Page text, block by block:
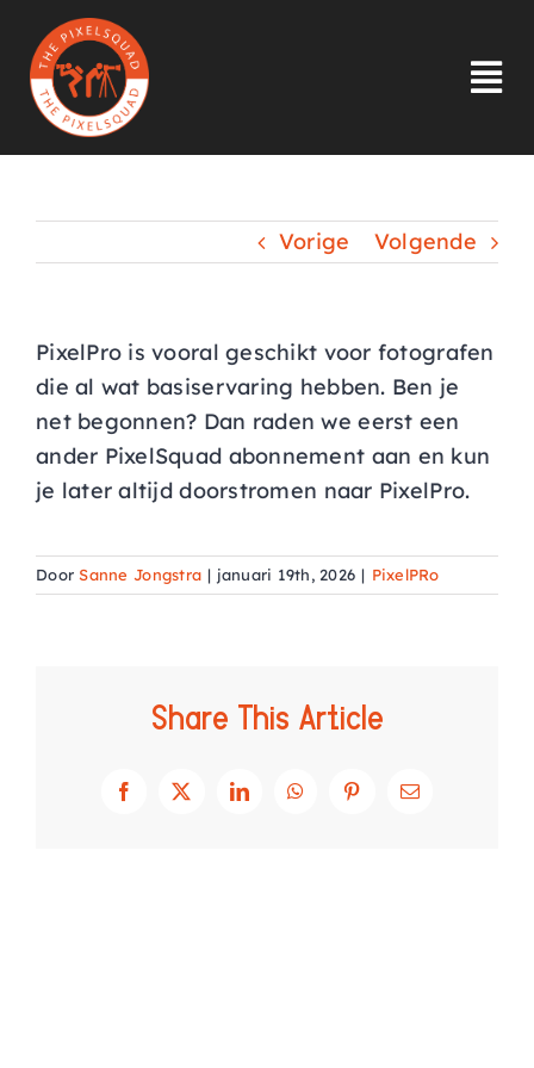
naar
inhoud
INLOGGEN
INSPIRATIE
LID WORDEN
AGENDA
Vorige Volgende
PixelPro is vooral geschikt voor fotografen
die al wat basiservaring hebben. Ben je
net begonnen? Dan raden we eerst een
ander PixelSquad abonnement aan en kun
je later altijd doorstromen naar PixelPro.
DoorSanne Jongstra | januari 19th, 2026 | PixelPRo
Share This Article
Facebook
X LinkedInWhatsAppPinterest
E-